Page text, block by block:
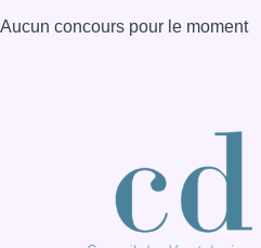
Aucun concours pour le moment